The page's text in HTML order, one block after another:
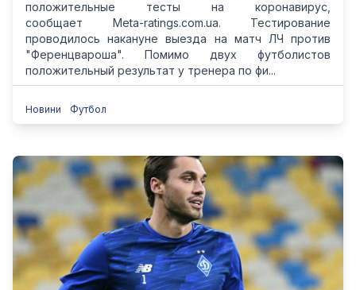
положительные тесты на коронавирус,
сообщает Meta-ratings.com.ua. Тестирование
проводилось накануне выезда на матч ЛЧ против
"Ференцвароша". Помимо двух футболистов
положительный результат у тренера по фи...
Новини Футбол